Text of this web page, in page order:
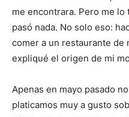
me encontrara. Pero me
pasó nada. No solo eso:
comer a un restaurante de
expliqué el origen de mi
Apenas en mayo pasado
platicamos muy a gusto